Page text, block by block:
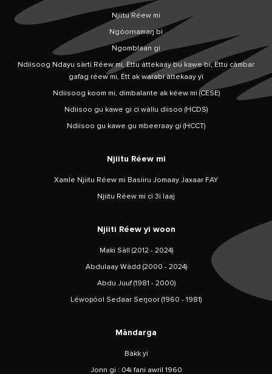
Njiitu Réew mi
Ngóornamaŋ bi
Ngomblaan gi
Ndiisoog Ndayu sàrti Réew mi, Ëttu àttekaay bu kawe bi, Ëttu càmbar
gafag réew mi, Ëtt ak warabi àttekaay yi
Ndiisoog koom mi, dimbalante ak kéew mi (CESE)
Ndiisoo gu kawe gi ci wàllu diisoo (HCDS)
Ndiisoo gu kawe gu mbeeraay gi (HCCT)
Njiitu Réew mi
Xamle Njiitu Réew mi Basiiru Jomaay Jaxaar FAY
Njiitu Réew mi ci 3i laaj
Njiiti Réew yi woon
Maki Sàll (2012 - 2024)
Abdulaay Wàdd (2000 - 2024)
Abdu Juuf (1981 - 2000)
Léwopóol Sedaar Seŋoor (1960 - 1981)
Màndarga
Bàkk yi
Jonn gi : 04i fani awril 1960